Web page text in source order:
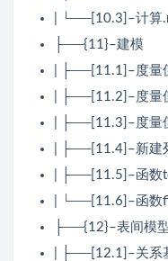
| └──[10.3]–计算
├──{11}–建模
| ├──[11.1]–度量
| ├──[11.2]–度量
| ├──[11.3]–度量
| ├──[11.4]–新建
| ├──[11.5]–函数
| └──[11.6]–函数
├──{12}–表间模
| ├──[12.1]–关系